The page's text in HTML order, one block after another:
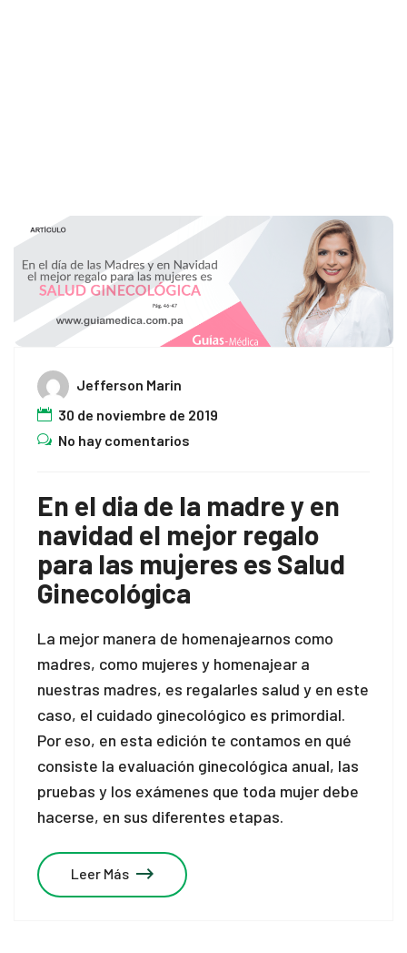
Jefferson Marin
30 de noviembre de 2019
No hay comentarios
En el dia de la madre y en
navidad el mejor regalo
para las mujeres es Salud
Ginecológica
La mejor manera de homenajearnos como
madres, como mujeres y homenajear a
nuestras madres, es regalarles salud y en este
caso, el cuidado ginecológico es primordial.
Por eso, en esta edición te contamos en qué
consiste la evaluación ginecológica anual, las
pruebas y los exámenes que toda mujer debe
hacerse, en sus diferentes etapas.
Leer Más